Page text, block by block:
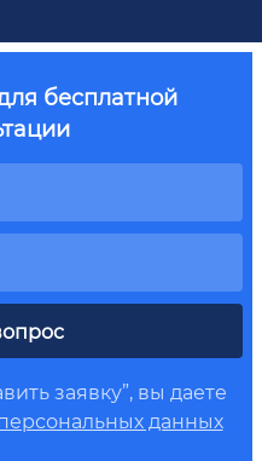
бесплатной
вопрос
заявку”, вы даете
данных